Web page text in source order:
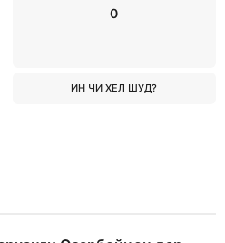
0
ИН ЧӢ ХЕЛ ШУД?